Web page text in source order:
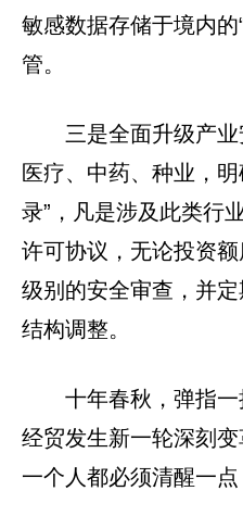
敏感数据存储于境内的
管。
三是全面升级产业
医疗、中药、种业，
录”，凡是涉及此类行
许可协议，无论投资
级别的安全审查，并
结构调整。
十年春秋，弹指
经贸发生新一轮深刻
一个人都必须清醒一点